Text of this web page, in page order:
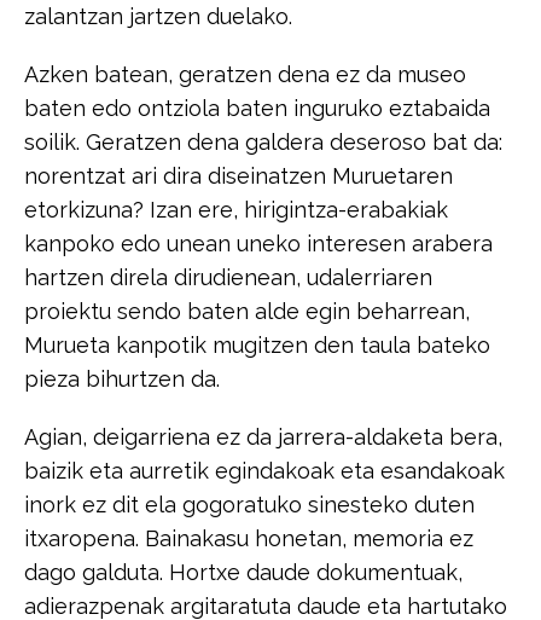
zalantzan jartzen duelako.​
​Azken batean, geratzen dena ez da museo
baten edo ontziola baten inguruko​ ​eztabaida
soilik. Geratzen dena galdera deseroso bat da:
norentzat ari dira​ ​diseinatzen Muruetaren
etorkizuna? Izan ere, hirigintza-erabakiak
kanpoko edo​ ​unean uneko interesen arabera
hartzen direla dirudienean, udalerriaren
proiektu​ ​sendo baten alde egin beharrean,
Murueta kanpotik mugitzen den taula bateko​ ​
pieza bihurtzen da.​
​Agian, deigarriena ez da jarrera-aldaketa bera,
baizik eta aurretik egindakoak​ ​eta esandakoak
inork ez dit ela gogoratuko sinesteko duten
itxaropena. Baina​​kasu honetan, memoria ez
dago galduta. Hortxe daude dokumentuak,​ ​
adierazpenak argitaratuta daude eta hartutako